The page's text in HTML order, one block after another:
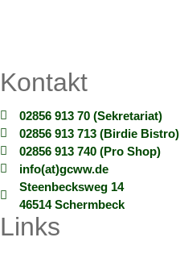
Kontakt
02856 913 70 (Sekretariat)
02856 913 713 (Birdie Bistro)
02856 913 740 (Pro Shop)
info(at)gcww.de
Steenbecksweg 14
46514 Schermbeck
Links